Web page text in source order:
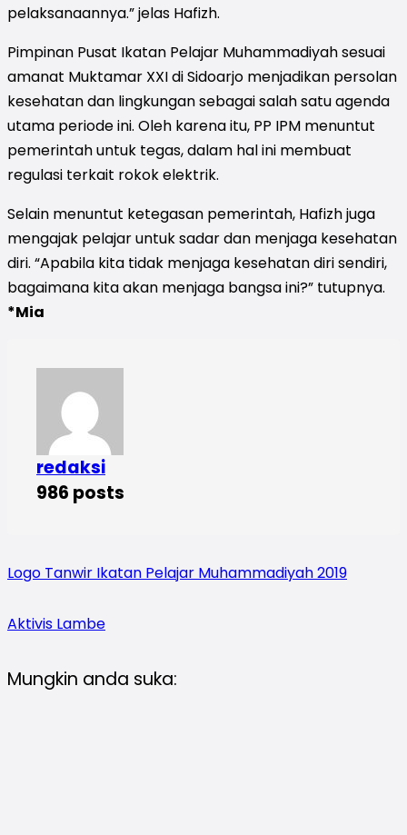
pelaksanaannya.” jelas Hafizh.
Pimpinan Pusat Ikatan Pelajar Muhammadiyah sesuai
amanat Muktamar XXI di Sidoarjo menjadikan persolan
kesehatan dan lingkungan sebagai salah satu agenda
utama periode ini. Oleh karena itu, PP IPM menuntut
pemerintah untuk tegas, dalam hal ini membuat
regulasi terkait rokok elektrik.
Selain menuntut ketegasan pemerintah, Hafizh juga
mengajak pelajar untuk sadar dan menjaga kesehatan
diri. “Apabila kita tidak menjaga kesehatan diri sendiri,
bagaimana kita akan menjaga bangsa ini?” tutupnya.
*Mia
redaksi
986 posts
Logo Tanwir Ikatan Pelajar Muhammadiyah 2019
Aktivis Lambe
Mungkin anda suka: